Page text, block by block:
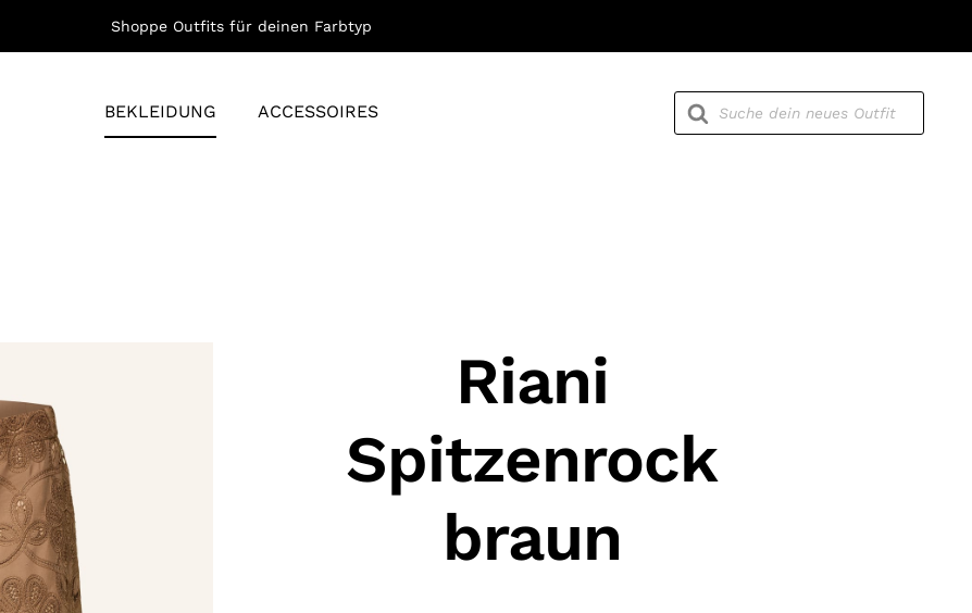
Shoppe Outfits für deinen Farbtyp
BEKLEIDUNG ACCESSOIRES
Products
search
Riani
Spitzenrock
braun